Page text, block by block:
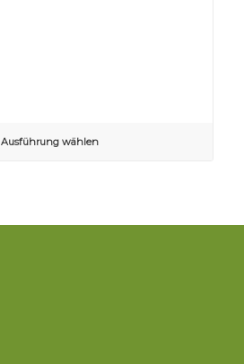
Ausführung wählen